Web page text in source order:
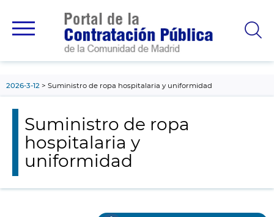
principal
2026-3-12 Suministro de ropa hospitalaria y uniformidad
Suministro de ropa
hospitalaria y
uniformidad